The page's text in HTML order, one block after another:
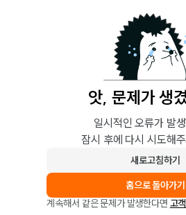
앗, 문제가 생
일시적인 오류가 발
잠시 후에 다시 시도해
새로고침하기
홈으로 돌아가기
계속해서 같은 문제가 발생한다면 고